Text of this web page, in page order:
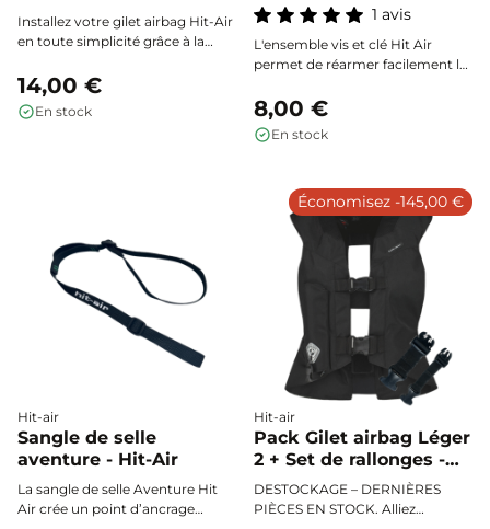
Installez votre gilet airbag Hit-Air
en toute simplicité grâce à la
Pensée pour une sécurité
maximale, elle offre un point
d’attache fiable et rapide entre
14,00 €
En stock
1 avis
L'ensemble vis et clé Hit Air
permet de réarmer facilement le
après déclenchement, assurant
une remise en fonction rapide et
sécurisée de votre équipement.
8,00 €
En stock
Hit-air
Sangle de selle
aventure - Hit-Air
La sangle de selle Aventure Hit
Air crée un point d’ancrage
Hit-air
Pack Gilet airbag Léger
2 + Set de rallonges -
Hit Air
DESTOCKAGE – DERNIÈRES
PIÈCES EN STOCK. Alliez
Économisez -145,00 €